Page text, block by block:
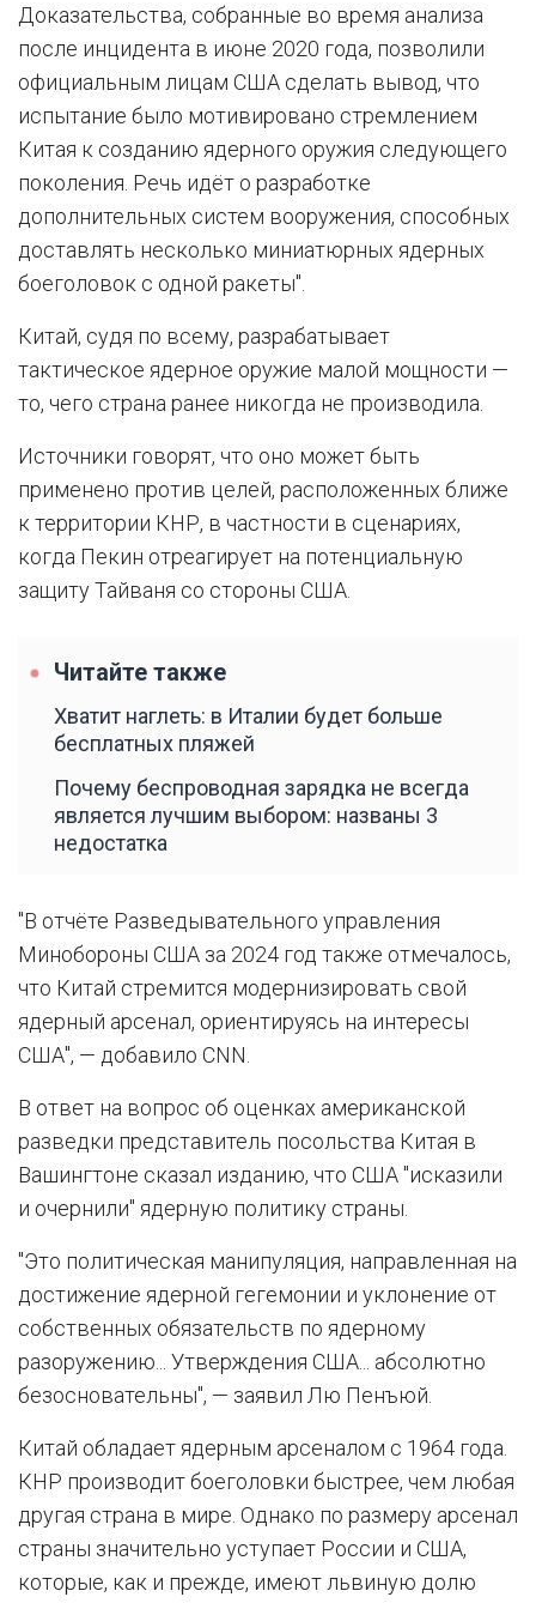
Доказательства, собранные во время анализа
после инцидента в июне 2020 года, позволили
официальным лицам США сделать вывод, что
испытание было мотивировано стремлением
Китая к созданию ядерного оружия следующего
поколения. Речь идёт о разработке
дополнительных систем вооружения, способных
доставлять несколько миниатюрных ядерных
боеголовок с одной ракеты".
Китай, судя по всему, разрабатывает
тактическое ядерное оружие малой мощности —
то, чего страна ранее никогда не производила.
Источники говорят, что оно может быть
применено против целей, расположенных ближе
к территории КНР, в частности в сценариях,
когда Пекин отреагирует на потенциальную
защиту Тайваня со стороны США.
Читайте также
Хватит наглеть: в Италии будет больше
бесплатных пляжей
Почему беспроводная зарядка не всегда
является лучшим выбором: названы 3
недостатка
"В отчёте Разведывательного управления
Минобороны США за 2024 год также отмечалось,
что Китай стремится модернизировать свой
ядерный арсенал, ориентируясь на интересы
США", — добавило CNN.
В ответ на вопрос об оценках американской
разведки представитель посольства Китая в
Вашингтоне сказал изданию, что США "исказили
и очернили" ядерную политику страны.
"Это политическая манипуляция, направленная на
достижение ядерной гегемонии и уклонение от
собственных обязательств по ядерному
разоружению... Утверждения США... абсолютно
безосновательны", — заявил Лю Пенъюй.
Китай обладает ядерным арсеналом с 1964 года.
КНР производит боеголовки быстрее, чем любая
другая страна в мире. Однако по размеру арсенал
страны значительно уступает России и США,
которые, как и прежде, имеют львиную долю